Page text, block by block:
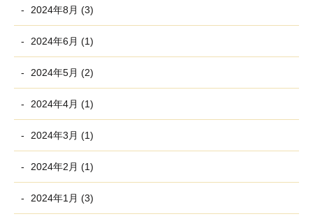
2024年8月 (3)
2024年6月 (1)
2024年5月 (2)
2024年4月 (1)
2024年3月 (1)
2024年2月 (1)
2024年1月 (3)